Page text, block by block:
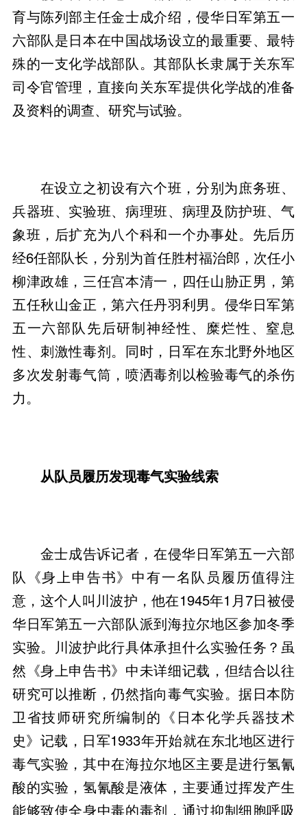
育与陈列部主任金士成介绍，侵华日军第五一
六部队是日本在中国战场设立的最重要、最特
殊的一支化学战部队。其部队长隶属于关东军
司令官管理，直接向关东军提供化学战的准备
及资料的调查、研究与试验。
在设立之初设有六个班，分别为庶务班、
兵器班、实验班、病理班、病理及防护班、气
象班，后扩充为八个科和一个办事处。先后历
经6任部队长，分别为首任胜村福治郎，次任小
柳津政雄，三任宫本清一，四任山胁正男，第
五任秋山金正，第六任丹羽利男。侵华日军第
五一六部队先后研制神经性、糜烂性、窒息
性、刺激性毒剂。同时，日军在东北野外地区
多次发射毒气筒，喷洒毒剂以检验毒气的杀伤
力。
从队员履历发现毒气实验线索
金士成告诉记者，在侵华日军第五一六部
队《身上申告书》中有一名队员履历值得注
意，这个人叫川波护，他在1945年1月7日被侵
华日军第五一六部队派到海拉尔地区参加冬季
实验。川波护此行具体承担什么实验任务？虽
然《身上申告书》中未详细记载，但结合以往
研究可以推断，仍然指向毒气实验。据日本防
卫省技师研究所编制的《日本化学兵器技术
史》记载，日军1933年开始就在东北地区进行
毒气实验，其中在海拉尔地区主要是进行氢氰
酸的实验，氢氰酸是液体，主要通过挥发产生
能够致使全身中毒的毒剂，通过抑制细胞呼吸